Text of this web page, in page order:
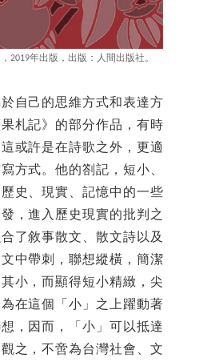
2019年出版，出版：人間出版社。
自己的思維方式和表達方
札記》的部分作品，有時
或許是在詩歌之外，更適
方式。他的劄記，短小、
史、現實、記憶中的一些
，進入歷史現實的批判之
了敘事散文、散文詩以及
中帶刺，聯想縱橫，簡潔
小，而顯得短小精緻，尖
在這個「小」之上躍動著
，因而，「小」可以抵達
觀之，不啻為台灣社會、文